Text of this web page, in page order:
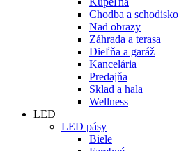
Chodba a schodisko
Nad obrazy
Záhrada a terasa
Dieľňa a garáž
Kancelária
Predajňa
Sklad a hala
Wellness
LED
LED pásy
Biele